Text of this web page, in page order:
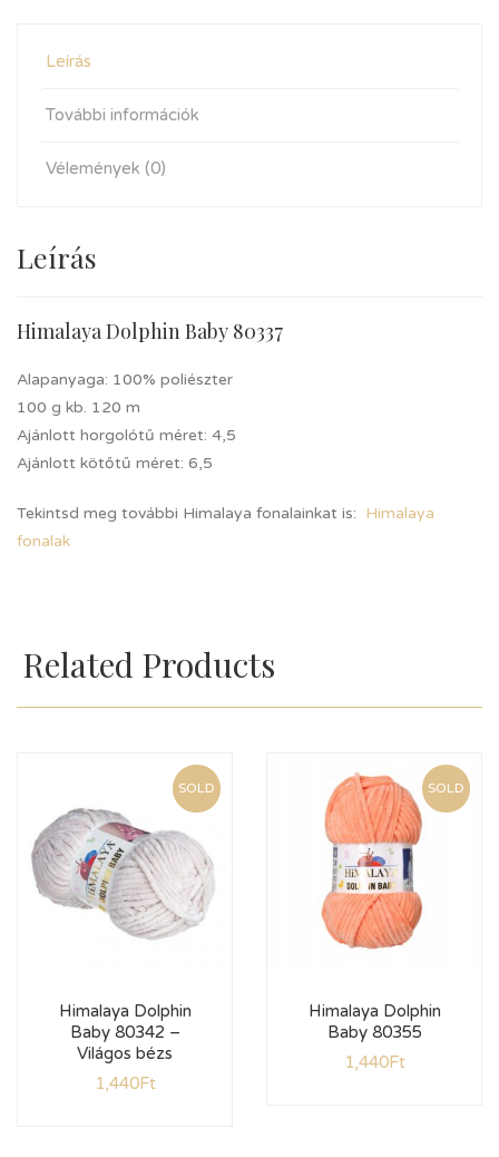
Leírás
További információk
Vélemények (0)
Leírás
Himalaya Dolphin Baby 80337
Alapanyaga: 100% poliészter
100 g kb. 120 m
Ajánlott horgolótű méret: 4,5
Ajánlott kötőtű méret: 6,5
Tekintsd meg további Himalaya fonalainkat is: Himalaya
fonalak
Related Products
SOLD
Himalaya Dolphin
Baby 80342 –
Világos bézs
1,440Ft
SOLD
Himalaya Dolphin
Baby 80355
1,440Ft